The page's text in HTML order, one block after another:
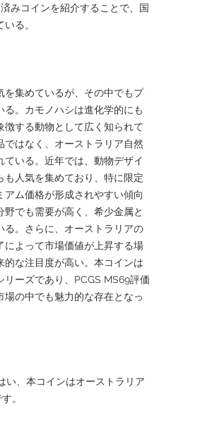
みコインを紹介することで、国
る。
を集めているが、その中でもプ
。カモノハシは進化学的にも
する動物として広く知られて
はなく、オーストラリア自然
いる。近年では、動物デザイ
も人気を集めており、特に限定
ム価格が形成されやすい傾向
でも需要が高く、希少金属と
る。さらに、オーストラリアの
よって市場価値が上昇する場
な注目度が高い。本コインは
ーズであり、PCGS MS69評価
の中でも魅力的な存在となっ
い、本コインはオーストラリア
。